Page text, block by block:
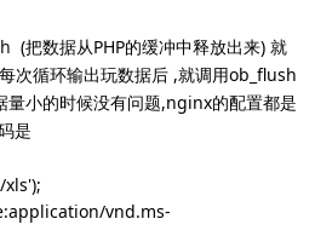
(把数据从PHP的缓冲中释放出来) 就
次循环输出玩数据后 ,就调用ob_flush
量小的时候没有问题,nginx的配置都是
是
vnd.ms-